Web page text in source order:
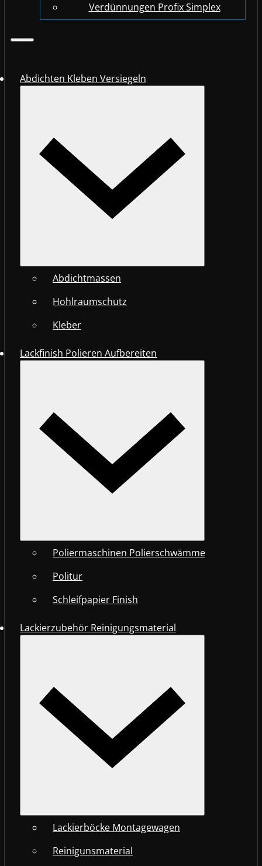
Verdünnungen Profix Simplex
Abdichten Kleben Versiegeln
Abdichtmassen
Hohlraumschutz
Kleber
Lackfinish Polieren Aufbereiten
Poliermaschinen Polierschwämme
Politur
Schleifpapier Finish
Lackierzubehör Reinigungsmaterial
Lackierböcke Montagewagen
Reinigunsmaterial